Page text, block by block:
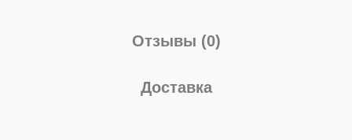
Отзывы (0)
Доставка